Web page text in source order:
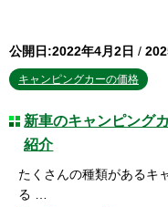
公開日:2022年4月2日 /
キャンピングカーの価格
新車のキャンピング
紹介
たくさんの種類があるキ
る …